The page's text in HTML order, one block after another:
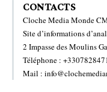
CONTACTS
Cloche Media Monde
Site d’informations
2 Impasse des Moulins
Téléphone :
Mail :